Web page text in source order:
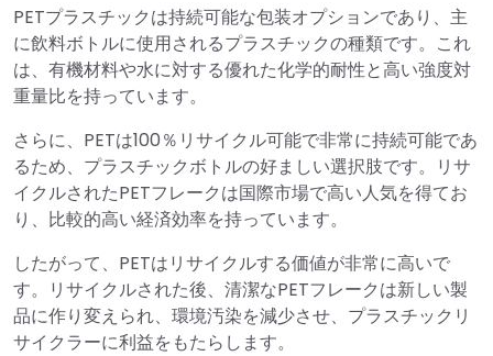
PETプラスチックは持続可能な包装オプションであり、主
に飲料ボトルに使用されるプラスチックの種類です。これ
は、有機材料や水に対する優れた化学的耐性と高い強度対
重量比を持っています。
さらに、PETは100％リサイクル可能で非常に持続可能であ
るため、プラスチックボトルの好ましい選択肢です。リサ
イクルされたPETフレークは国際市場で高い人気を得てお
り、比較的高い経済効率を持っています。
したがって、PETはリサイクルする価値が非常に高いで
す。リサイクルされた後、清潔なPETフレークは新しい製
品に作り変えられ、環境汚染を減少させ、プラスチックリ
サイクラーに利益をもたらします。